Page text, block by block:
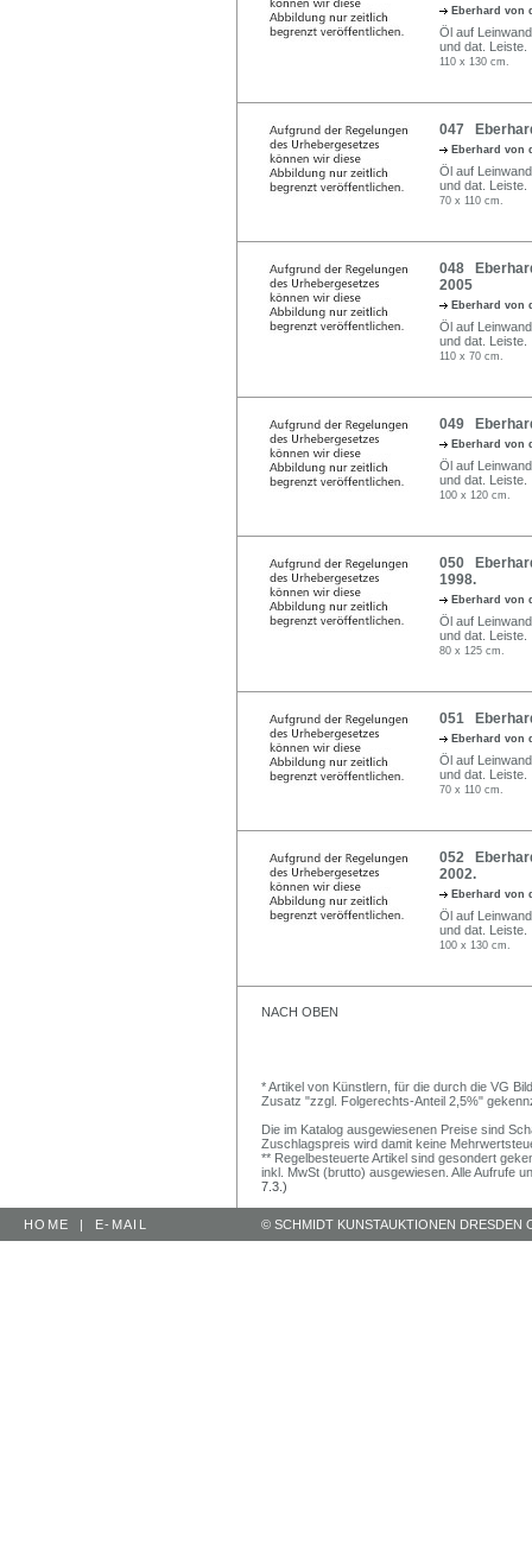
Eberhard von
Öl auf
und dat. Leiste.
110 x 130 cm.
047
Eberhard von
Öl auf
und dat. Leiste.
70 x 110 cm.
048
2005
Eberhard von
Öl auf
und dat. Leiste.
110 x 70 cm.
049
Eberhard von
Öl auf
und dat. Leiste.
100 x 120 cm.
050
1998.
Eberhard von
Öl auf
und dat. Leiste.
80 x 125 cm.
051
Eberhard von
Öl auf
und dat. Leiste.
70 x 110 cm.
052
2002.
Eberhard von
Öl auf
und dat. Leiste.
100 x 130 cm.
NACH OBEN
* Artikel von Künstlern, für die durch die VG
Zusatz "zzgl. Folgerechts-Anteil 2,5%"
Die im Katalog ausgewiesenen Preise sind
Zuschlagspreis wird damit keine
** Regelbesteuerte Artikel sind gesondert
inkl. MwSt (brutto) ausgewiesen. Alle Aufrufe
7.3.)
HOME | E-MAIL © SCHMIDT KUNSTAUKTIONEN DRESDEN